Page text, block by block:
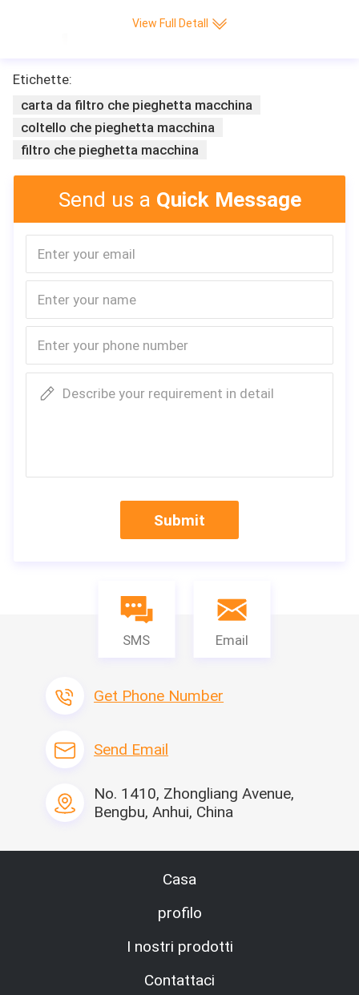
View Full Detall
Etichette:
carta da filtro che pieghetta macchina
coltello che pieghetta macchina
filtro che pieghetta macchina
Send us a Quick Message
Describe your requirement in detail
Submit
SMS Email
Get Phone Number
Send Email
No. 1410, Zhongliang Avenue,
Bengbu, Anhui, China
Casa
profilo
I nostri prodotti
Contattaci